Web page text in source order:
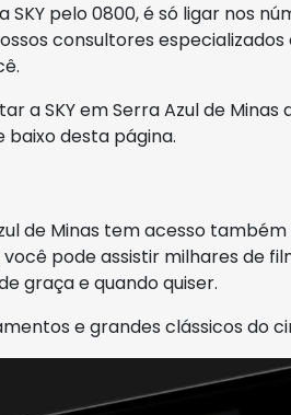
pelo 0800, é só ligar nos
consultores
a SKY em Serra Azul de
baixo desta página.
de Minas tem acesso
pode assistir milhares de
graça e quando quiser.
e grandes clássicos do